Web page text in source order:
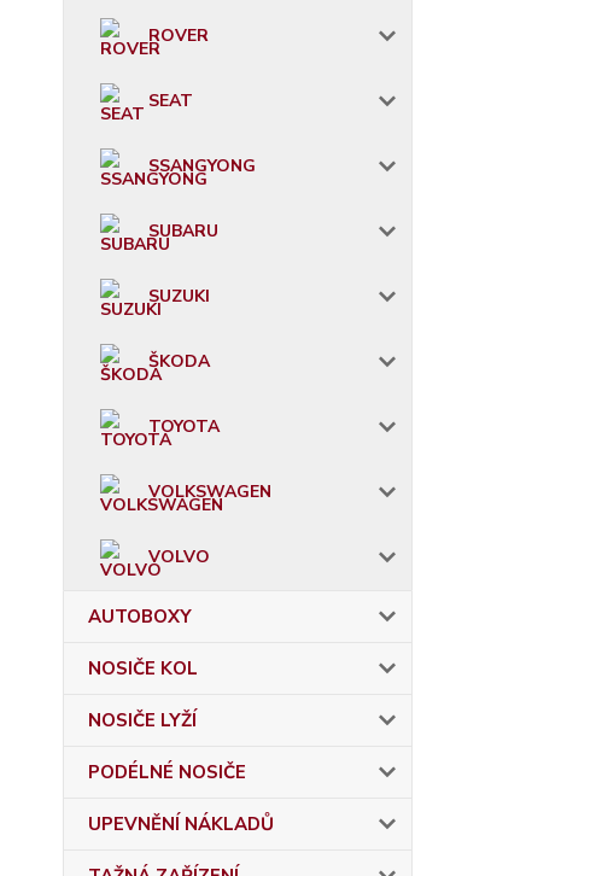
ROVER
SEAT
SSANGYONG
SUBARU
SUZUKI
ŠKODA
TOYOTA
VOLKSWAGEN
VOLVO
AUTOBOXY
NOSIČE KOL
NOSIČE LYŽÍ
PODÉLNÉ NOSIČE
UPEVNĚNÍ NÁKLADŮ